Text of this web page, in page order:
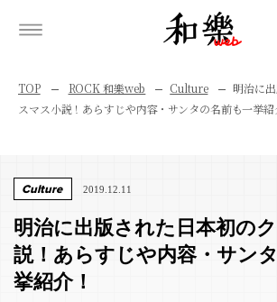
TOP ROCK 和樂web Culture
明治に
スマス小説！あらすじや内容・サンタの名前も一挙紹
Culture 2019.12.11
明治に出版された日本初の
説！あらすじや内容・サン
挙紹介！